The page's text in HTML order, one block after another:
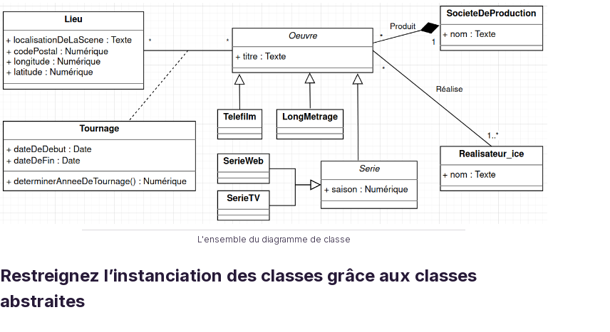
L'ensemble du diagramme de classe
Restreignez l’instanciation des classes grâce aux classes
abstraites